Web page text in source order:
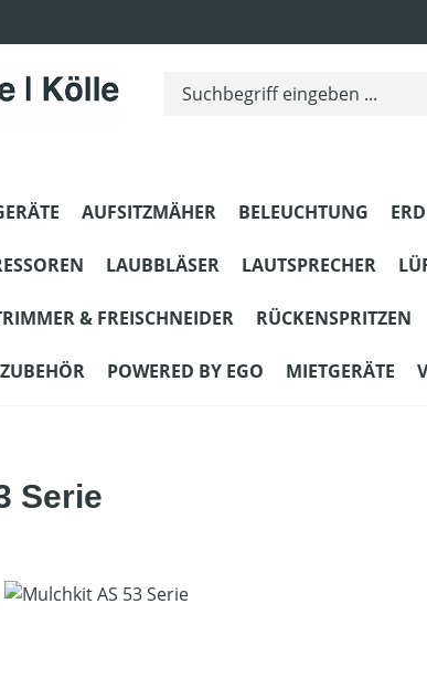
AUFSITZMÄHER BELEUCHTUNG
LAUBBLÄSER LAUTSPRECHER
& FREISCHNEIDER RÜCKENSPRITZEN
ZUBEHÖR POWERED BY EGO MIETGERÄTE
Serie